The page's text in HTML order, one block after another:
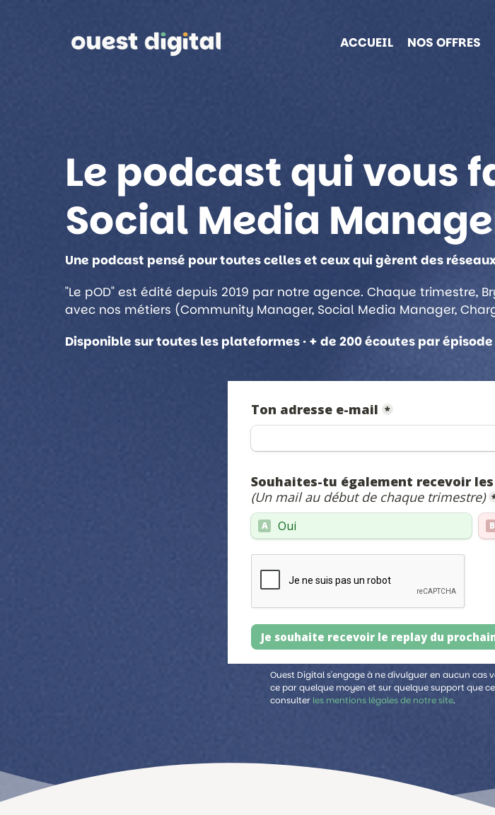
ACCUEIL NOS OFFRES
Le podcast qui vous
Social Media
Une podcast pensé pour toutes celles et ceux qui gèrent des
"Le pOD" est édité depuis 2019 par notre agence. Chaque trimestre,
avec nos métiers (Community Manager, Social Media Manager,
Disponible sur toutes les plateformes · + de 200 écoutes par
Ouest Digital s'engage à ne divulguer en aucun cas
ce par quelque moyen et sur quelque support que
consulter les mentions légales de notre site.